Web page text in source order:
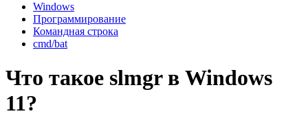
Windows
Программирование
Командная строка
cmd/bat
Что такое slmgr в Windows
11?